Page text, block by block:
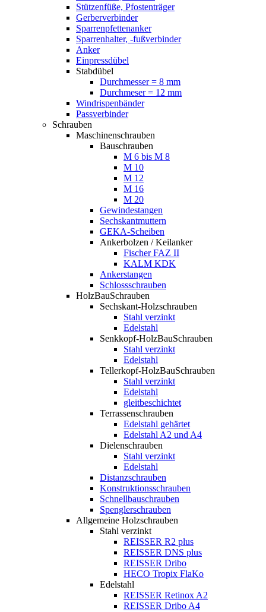
Stützenfüße, Pfostenträger
Gerberverbinder
Sparrenpfettenanker
Sparrenhalter, -fußverbinder
Anker
Einpressdübel
Stabdübel
Durchmesser = 8 mm
Durchmeser = 12 mm
Windrispenbänder
Passverbinder
Schrauben
Maschinenschrauben
Bauschrauben
M 6 bis M 8
M 10
M 12
M 16
M 20
Gewindestangen
Sechskantmuttern
GEKA-Scheiben
Ankerbolzen / Keilanker
Fischer FAZ II
KALM KDK
Ankerstangen
Schlossschrauben
HolzBauSchrauben
Sechskant-Holzschrauben
Stahl verzinkt
Edelstahl
Senkkopf-HolzBauSchrauben
Stahl verzinkt
Edelstahl
Tellerkopf-HolzBauSchrauben
Stahl verzinkt
Edelstahl
gleitbeschichtet
Terrassenschrauben
Edelstahl gehärtet
Edelstahl A2 und A4
Dielenschrauben
Stahl verzinkt
Edelstahl
Distanzschrauben
Konstruktionsschrauben
Schnellbauschrauben
Spenglerschrauben
Allgemeine Holzschrauben
Stahl verzinkt
REISSER R2 plus
REISSER DNS plus
REISSER Dribo
HECO Tropix FlaKo
Edelstahl
REISSER Retinox A2
REISSER Dribo A4